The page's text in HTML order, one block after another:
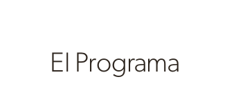
El Programa